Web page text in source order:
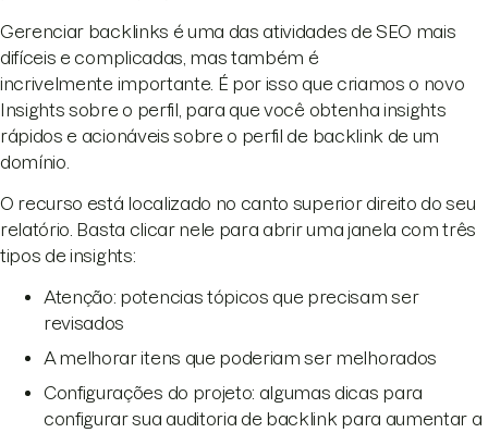
Gerenciar backlinks é uma das atividades de SEO mais
difíceis e complicadas, mas também é
incrivelmente importante. É por isso que criamos o novo
Insights sobre o perfil, para que você obtenha insights
rápidos e acionáveis sobre o perfil de backlink de um
domínio.
O recurso está localizado no canto superior direito do seu
relatório. Basta clicar nele para abrir uma janela com três
tipos de insights:
Atenção: potencias tópicos que precisam ser
revisados
A melhorar itens que poderiam ser melhorados
Configurações do projeto: algumas dicas para
configurar sua auditoria de backlink para aumentar a